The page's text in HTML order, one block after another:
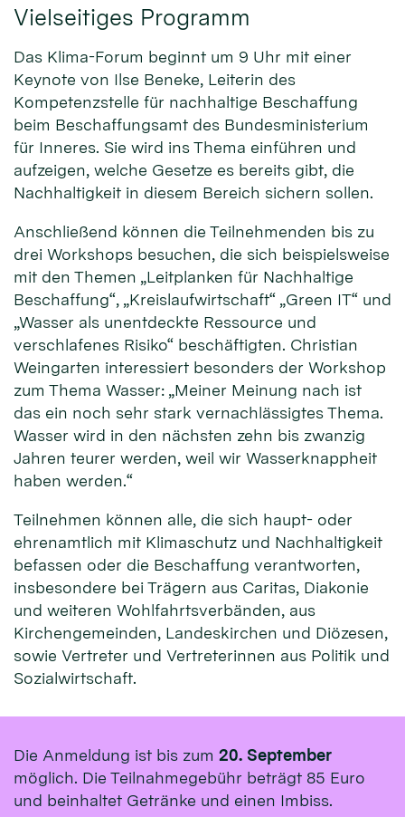
Vielseitiges Programm
Das Klima-Forum beginnt um 9 Uhr mit einer
Keynote von Ilse Beneke, Leiterin des
Kompetenzstelle für nachhaltige Beschaffung
beim Beschaffungsamt des Bundesministerium
für Inneres. Sie wird ins Thema einführen und
aufzeigen, welche Gesetze es bereits gibt, die
Nachhaltigkeit in diesem Bereich sichern sollen.
Anschließend können die Teilnehmenden bis zu
drei Workshops besuchen, die sich beispielsweise
mit den Themen „Leitplanken für Nachhaltige
Beschaffung“, „Kreislaufwirtschaft“ „Green IT“ und
„Wasser als unentdeckte Ressource und
verschlafenes Risiko“ beschäftigten. Christian
Weingarten interessiert besonders der Workshop
zum Thema Wasser: „Meiner Meinung nach ist
das ein noch sehr stark vernachlässigtes Thema.
Wasser wird in den nächsten zehn bis zwanzig
Jahren teurer werden, weil wir Wasserknappheit
haben werden.“
Teilnehmen können alle, die sich haupt- oder
ehrenamtlich mit Klimaschutz und Nachhaltigkeit
befassen oder die Beschaffung verantworten,
insbesondere bei Trägern aus Caritas, Diakonie
und weiteren Wohlfahrtsverbänden, aus
Kirchengemeinden, Landeskirchen und Diözesen,
sowie Vertreter und Vertreterinnen aus Politik und
Sozialwirtschaft.
Die Anmeldung ist bis zum 20. September
möglich. Die Teilnahmegebühr beträgt 85 Euro
und beinhaltet Getränke und einen Imbiss.